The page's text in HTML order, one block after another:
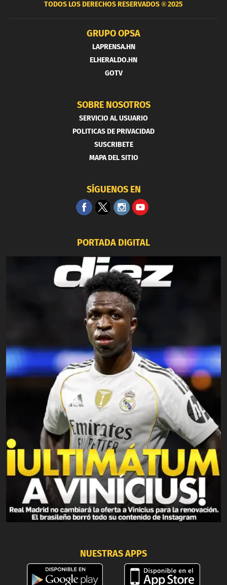
TODOS LOS DERECHOS RESERVADOS ®2025
GRUPO OPSA
LAPRENSA.HN
ELHERALDO.HN
GOTV
SOBRE NOSOTROS
SERVICIO AL USUARIO
POLITICAS DE PRIVACIDAD
SUSCRIBETE
MAPA DEL SITIO
SÍGUENOS EN
PORTADA DIGITAL
NUESTRAS APPS